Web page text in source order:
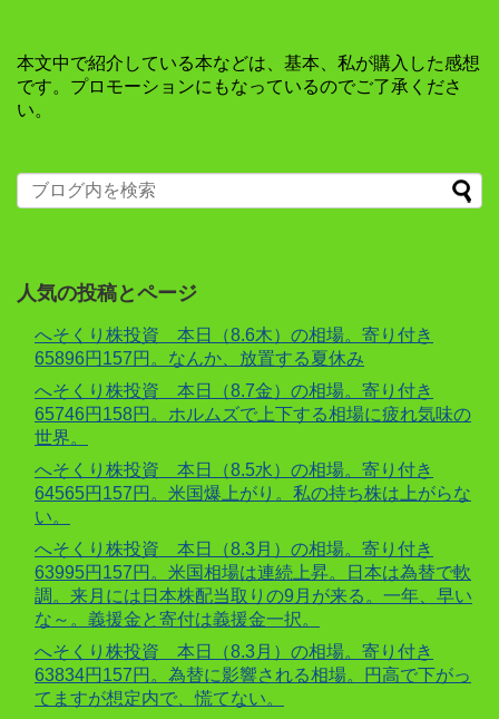
本文中で紹介している本などは、基本、私が購入した感想
です。プロモーションにもなっているのでご了承くださ
い。
人気の投稿とページ
へそくり株投資 本日（8.6木）の相場。寄り付き
65896円157円。なんか、放置する夏休み
へそくり株投資 本日（8.7金）の相場。寄り付き
65746円158円。ホルムズで上下する相場に疲れ気味の
世界。
へそくり株投資 本日（8.5水）の相場。寄り付き
64565円157円。米国爆上がり。私の持ち株は上がらな
い。
へそくり株投資 本日（8.3月）の相場。寄り付き
63995円157円。米国相場は連続上昇。日本は為替で軟
調。来月には日本株配当取りの9月が来る。一年、早い
な～。義援金と寄付は義援金一択。
へそくり株投資 本日（8.3月）の相場。寄り付き
63834円157円。為替に影響される相場。円高で下がっ
てますが想定内で、慌てない。